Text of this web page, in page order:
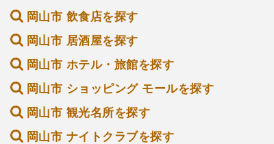
岡山市 飲食店を探す
岡山市 居酒屋を探す
岡山市 ホテル・旅館を探す
岡山市 ショッピング モールを探す
岡山市 観光名所を探す
岡山市 ナイトクラブを探す